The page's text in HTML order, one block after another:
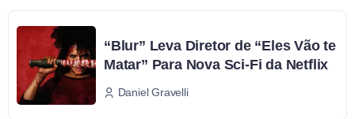
“Blur” Leva Diretor de “Eles Vão te
Matar” Para Nova Sci-Fi da Netflix
Daniel Gravelli